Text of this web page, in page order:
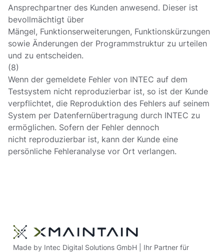
Ansprechpartner des Kunden anwesend. Dieser ist
bevollmächtigt über
Mängel, Funktionserweiterungen, Funktionskürzungen
sowie Änderungen der Programmstruktur zu urteilen
und zu entscheiden.
(8)
Wenn der gemeldete Fehler von INTEC auf dem
Testsystem nicht reproduzierbar ist, so ist der Kunde
verpflichtet, die Reproduktion des Fehlers auf seinem
System per Datenfernübertragung durch INTEC zu
ermöglichen. Sofern der Fehler dennoch
nicht reproduzierbar ist, kann der Kunde eine
persönliche Fehleranalyse vor Ort verlangen.
Made by Intec Digital Solutions GmbH | Ihr Partner für